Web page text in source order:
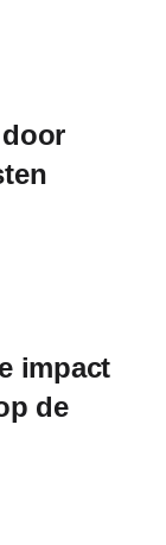
impact
de